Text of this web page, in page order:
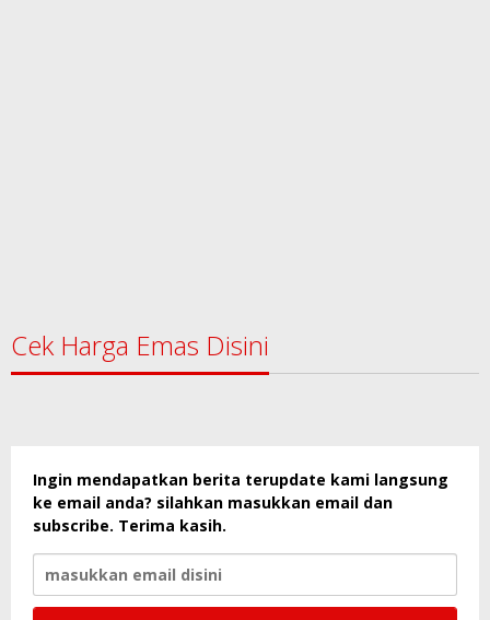
Cek Harga Emas Disini
Ingin mendapatkan berita terupdate kami langsung
ke email anda? silahkan masukkan email dan
subscribe. Terima kasih.